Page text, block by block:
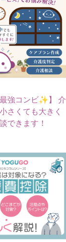
強コンビ✨】 介
さくても大きく
できます！